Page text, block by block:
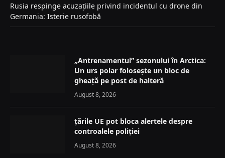
Rusia respinge acuzațiile privind incidentul cu drone din
Germania: Isterie rusofobă
„Antrenamentul” sezonului în Arctica:
Un urs polar folosește un bloc de
gheață pe post de halteră
August 8, 2026
țările UE pot bloca alertele despre
controalele poliției
August 8, 2026